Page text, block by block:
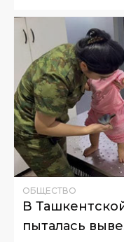
ОБЩЕСТВО
В
пыталась